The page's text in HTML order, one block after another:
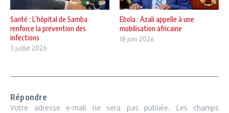
Santé : L’hôpital de Samba
renforce la prévention des
infections
3 juillet 2026
Ebola : Azali appelle à une
mobilisation africaine
18 juin 2026
Répondre
Votre adresse e-mail ne sera pas publiée.
Les champs